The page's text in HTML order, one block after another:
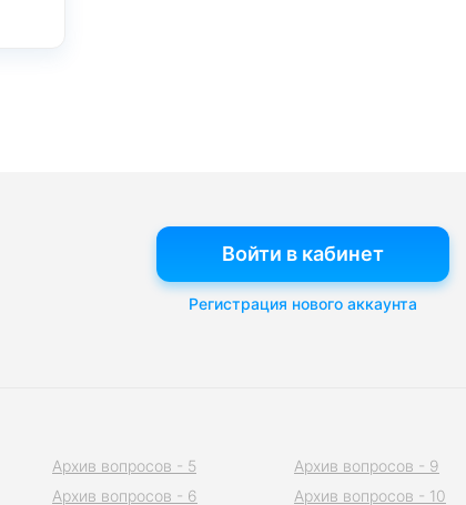
Войти в кабинет
Регистрация нового аккаунта
Архив вопросов - 5
Архив вопросов - 6
Архив вопросов - 9
Архив вопросов - 10